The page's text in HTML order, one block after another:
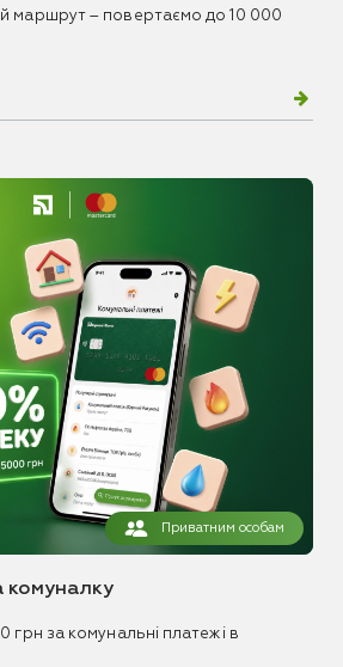
маршрут – повертаємо до 10 000
Приватним особам
комуналку
грн за комунальні платежі в